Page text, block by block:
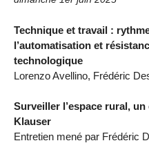
Technique et travail :
l’automatisation et
technologique
Lorenzo Avellino, Frédéric
Surveiller l’espace rural,
Klauser
Entretien mené par Frédéric